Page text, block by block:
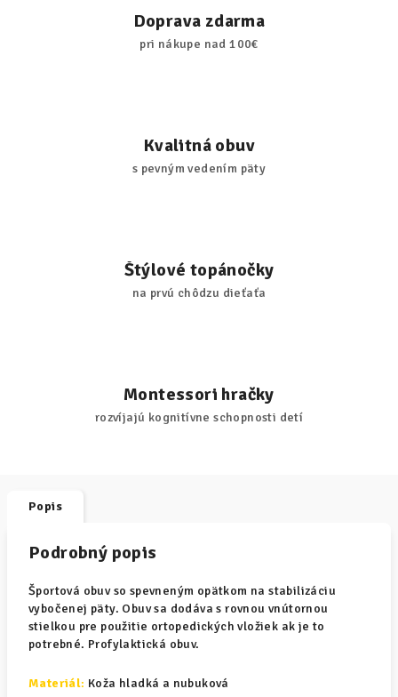
Doprava zdarma
pri nákupe nad 100€
Kvalitná obuv
s pevným vedením päty
Štýlové topánočky
na prvú chôdzu dieťaťa
Montessori hračky
rozvíjajú kognitívne schopnosti detí
Popis
Podrobný popis
Športová obuv so spevneným opätkom na stabilizáciu
vybočenej päty. Obuv sa dodáva s rovnou vnútornou
stielkou pre použitie ortopedických vložiek ak je to
potrebné. Profylaktická obuv.
Materiál: Koža hladká a nubuková